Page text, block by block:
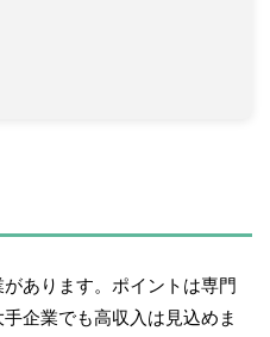
あります。ポイントは専門
企業でも高収入は見込めま